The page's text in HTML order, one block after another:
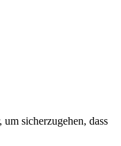
sicherzugehen, dass